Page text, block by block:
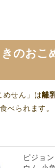
きのおこ
めせん」は離
食べられます。
ピジョ